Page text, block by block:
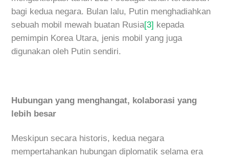
bagi kedua negara. Bulan lalu, Putin menghadiahkan
sebuah mobil mewah buatan Rusia[3] kepada
pemimpin Korea Utara, jenis mobil yang juga
digunakan oleh Putin sendiri.
Hubungan yang menghangat, kolaborasi yang
lebih besar
Meskipun secara historis, kedua negara
mempertahankan hubungan diplomatik selama era